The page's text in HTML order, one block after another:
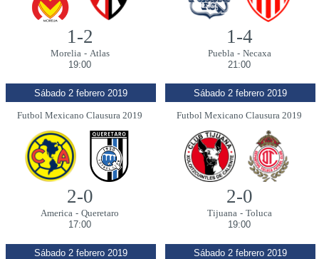
1-2
Morelia - Atlas
19:00
1-4
Puebla - Necaxa
21:00
Sábado 2 febrero 2019
Futbol Mexicano Clausura 2019
2-0
America - Queretaro
17:00
Sábado 2 febrero 2019
Futbol Mexicano Clausura 2019
2-0
Tijuana- Toluca
19:00
Sábado 2 febrero 2019 Sábado 2 febrero 2019